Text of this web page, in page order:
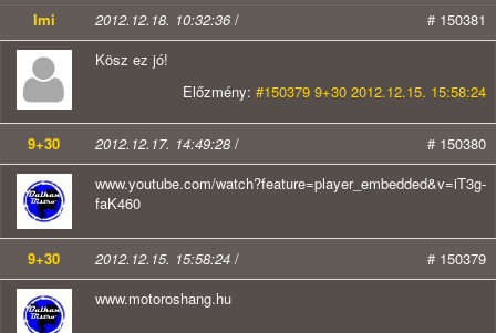
Imi 2012.12.18. 10:32:36/
# 150381
Kösz ez jó!
Előzmény: #150379 9+30 2012.12.15. 15:58:24
9+30 2012.12.17. 14:49:28 /
# 150380
www.youtube.com/watch?feature=player_embedded&v=iT3g-
faK460
9+30 2012.12.15. 15:58:24 /
# 150379
www.motoroshang.hu